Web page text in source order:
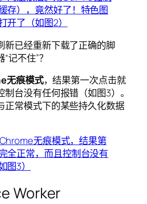
新已经重新下载了正确的脚
记不住”？
无痕模式，结果第一次点击就
台没有任何报错（如图3）。
正常模式下的某些持久化数据
Worker